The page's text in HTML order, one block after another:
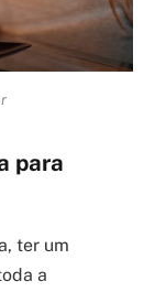
para
ter um
a